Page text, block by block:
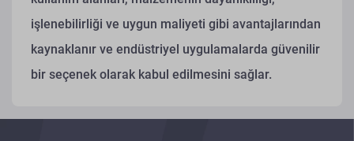
işlenebilirliği ve uygun maliyeti gibi avantajlarından
kaynaklanır ve endüstriyel uygulamalarda güvenilir
bir seçenek olarak kabul edilmesini sağlar.